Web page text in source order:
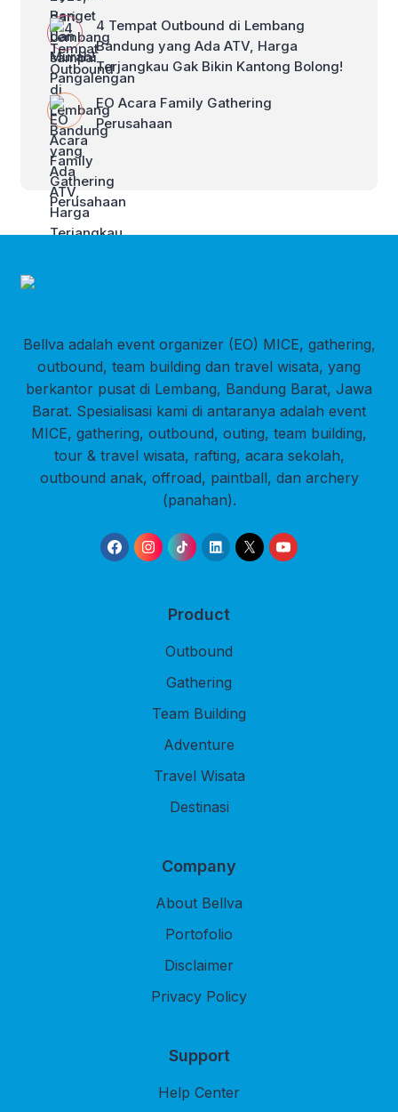
4 Tempat Outbound di Lembang
Bandung yang Ada ATV, Harga
Terjangkau Gak Bikin Kantong Bolong!
EO Acara Family Gathering
Perusahaan
Bellva adalah event organizer (EO) MICE, gathering,
outbound, team building dan travel wisata, yang
berkantor pusat di Lembang, Bandung Barat, Jawa
Barat. Spesialisasi kami di antaranya adalah event
MICE, gathering, outbound, outing, team building,
tour & travel wisata, rafting, acara sekolah,
outbound anak, offroad, paintball, dan archery
(panahan).
Product
Outbound
Gathering
Team Building
Adventure
Travel Wisata
Destinasi
Company
About Bellva
Portofolio
Disclaimer
Privacy Policy
Support
Help Center